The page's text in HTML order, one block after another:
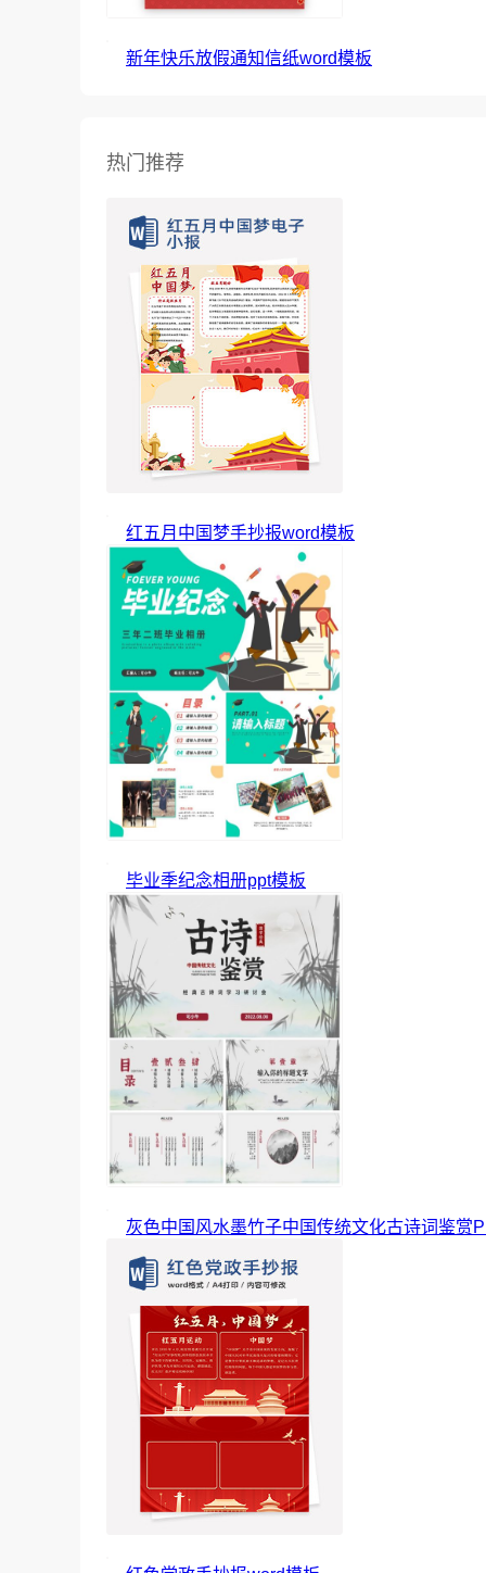
新年快乐放假通知信纸word模板
热门推荐
红五月中国梦手抄报word模板
毕业季纪念相册ppt模板
灰色中国风水墨竹子中国传统文化古诗词鉴赏